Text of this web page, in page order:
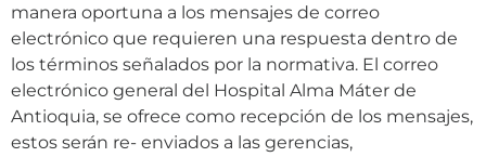
manera oportuna a los mensajes de correo
electrónico que requieren una respuesta dentro de
los términos señalados por la normativa. El correo
electrónico general del Hospital Alma Máter de
Antioquia, se ofrece como recepción de los mensajes,
estos serán re- enviados a las gerencias,